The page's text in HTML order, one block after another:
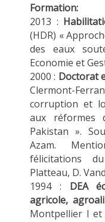
Formation:
2013 :
(HDR) «
des eaux
Economie et
2000 : Doctorat
Clermont-
corruption et
aux réformes
Pakistan ».
Azam.
félicitations
Platteau, D.
1994 : DEA
agricole,
Montpellier I et